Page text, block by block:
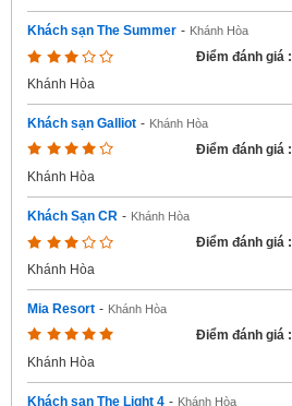
Khách sạn The Summer - Khánh Hòa
Điểm đánh giá :
Khánh Hòa
Khách sạn Galliot - Khánh Hòa
Điểm đánh giá :
Khánh Hòa
Khách Sạn CR - Khánh Hòa
Điểm đánh giá :
Khánh Hòa
Mia Resort - Khánh Hòa
Điểm đánh giá :
Khánh Hòa
Khách sạn The Light 4 - Khánh Hòa